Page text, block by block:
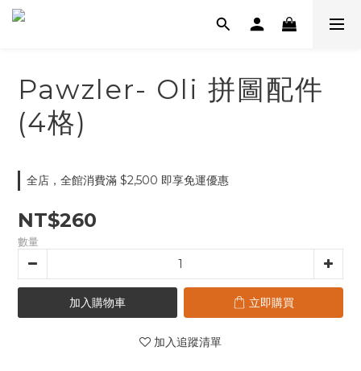
Pawzler- Oli 拼圖配件
(4格)
全店，全館消費滿 $2,500 即享免運優惠
NT$260
數量
加入購物車 立即購買
加入追蹤清單